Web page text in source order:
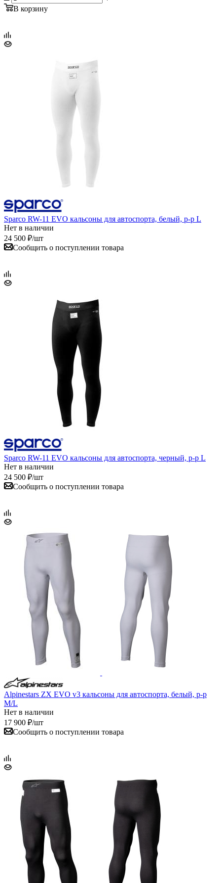
В корзину
Sparco RW-11 EVO кальсоны для автоспорта, белый, р-р L
Нет в наличии
24 500 ₽/шт
Сообщить о поступлении товара
Sparco RW-11 EVO кальсоны для автоспорта, черный, р-р L
Нет в наличии
24 500 ₽/шт
Сообщить о поступлении товара
Alpinestars ZX EVO v3 кальсоны для автоспорта, белый, р-р
M/L
Нет в наличии
17 900 ₽/шт
Сообщить о поступлении товара